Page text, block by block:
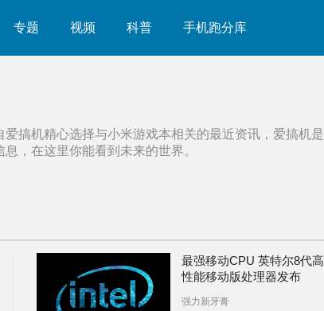
专题 视频 科普 手机跑分库
爱搞机精心选择与小米游戏本相关的最近资讯，爱搞机是
息，在这里你能看到未来的世界。
最强移动CPU 英特尔8代高
性能移动版处理器发布
强力新牙膏